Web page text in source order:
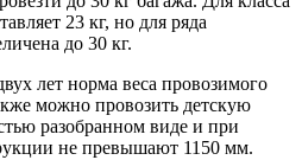
23 кг, но для ряда
до 30 кг.
лет норма веса провозимого
можно провозить детскую
разобранном виде и при
не превышают 1150 мм.